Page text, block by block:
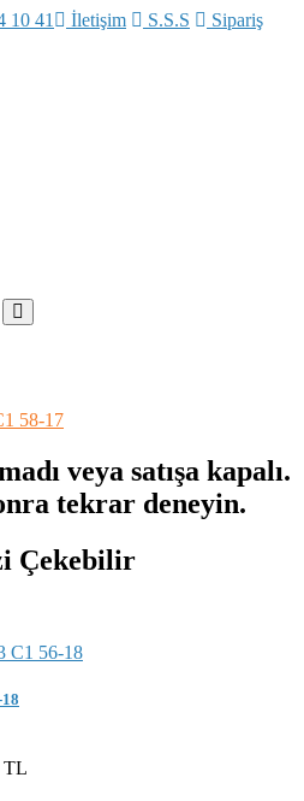
10 41 İletişim S.S.S
Sipariş
58-17
veya satışa kapalı.
tekrar deneyin.
Çekebilir
TL